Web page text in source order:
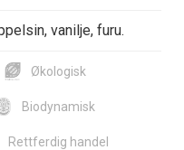
vanilje, furu.
Økologisk
Biodynamisk
Rettferdig handel